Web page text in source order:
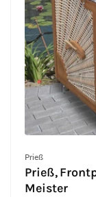
Anbieter:
Prieß
Prieß,
Meister